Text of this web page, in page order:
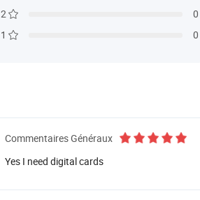
2
0
1
0
Commentaires Généraux
Yes I need digital cards